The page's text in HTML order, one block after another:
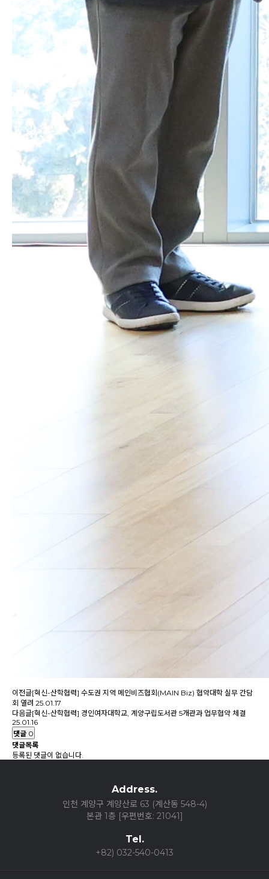
이전글[혁신-산학협력] 수도권 지역 메인비즈협회(MAIN Biz) 협약대학 실무 간담
회 열려 25.01.17
다음글[혁신-산학협력] 경인여자대학교, 계양구립도서관 5개관과 업무협약 체결
25.01.16
댓글 0
댓글목록
등록된 댓글이 없습니다.
Address.
인천 계양구 계양산로 63 (계산동 548-4)
본관 1층 [우편번호: 21041]
Tel.
+82) 032-540-0413